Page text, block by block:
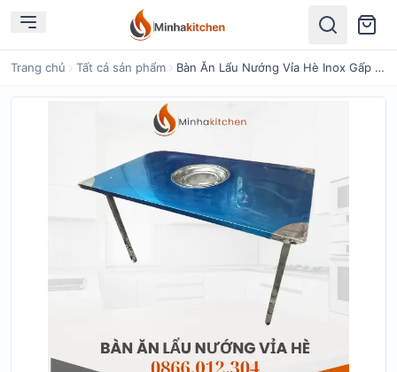
Tìm kiếm
Trang chủ Tất cả sản phẩm Bàn Ăn Lẩu Nướng Vỉa Hè Inox Gấp Gọn Tiện Dụng